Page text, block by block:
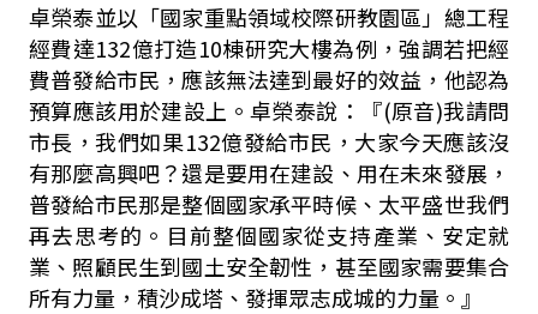
卓榮泰並以「國家重點領域校際研教園區」總工程
經費達132億打造10棟研究大樓為例，強調若把經
費普發給市民，應該無法達到最好的效益，他認為
預算應該用於建設上。卓榮泰說：『(原音)我請問
市長，我們如果132億發給市民，大家今天應該沒
有那麼高興吧？還是要用在建設、用在未來發展，
普發給市民那是整個國家承平時候、太平盛世我們
再去思考的。目前整個國家從支持產業、安定就
業、照顧民生到國土安全韌性，甚至國家需要集合
所有力量，積沙成塔、發揮眾志成城的力量。』